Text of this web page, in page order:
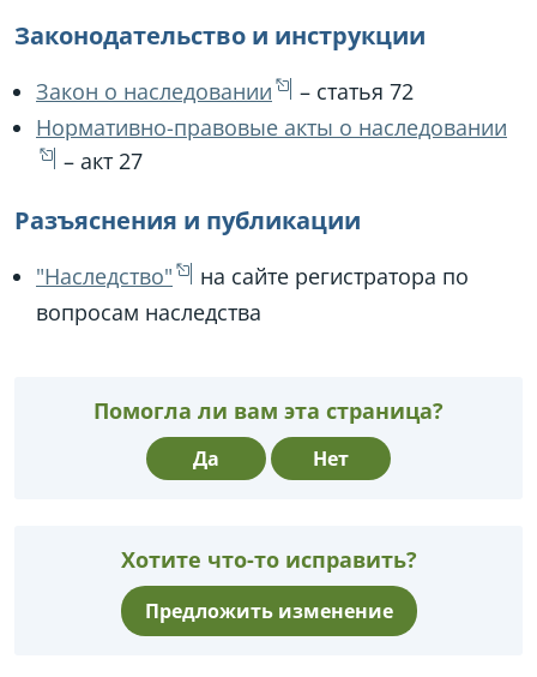
Законодательство и инструкции
Закон о наследовании
– статья 72
Нормативно-правовые акты о наследовании
– акт 27
Разъяснения и публикации
"Наследство"
на сайте регистратора по
вопросам наследства
Помогла ли вам эта страница?
Да Нет
Хотите что-то исправить?
Предложить изменение